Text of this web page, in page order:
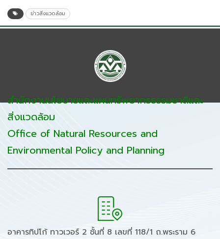
ข่าวสิ่งแวดล้อม
สำนักงานนโยบายและแผนทรัพยากรธรรมชาติและ
สิ่งแวดล้อม
Office of Natural Resources and
Environmental Policy and Planning
อาคารทิปโก้ ทาวเวอร์ 2 ชั้นที่ 8 เลขที่ 118/1 ถ.พระราม 6